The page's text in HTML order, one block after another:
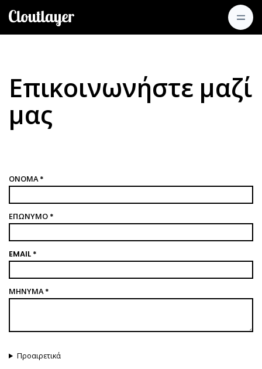
Επικοινωνήστε μαζί
μας
ΌΝΟΜΑ *
ΕΠΏΝΥΜΟ *
EMAIL *
ΜΉΝΥΜΑ *
Προαιρετικά